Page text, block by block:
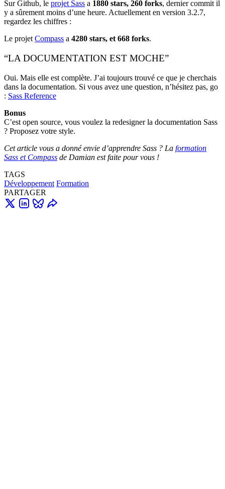
Sur Github, le projet Sass a 1880 stars, 260 forks, dernier commit il
y a sûrement moins d’une heure. Actuellement en version 3.2.7,
regardez les chiffres :
Le projet Compass a 4280 stars, et 668 forks.
“LA DOCUMENTATION EST MOCHE”
Oui. Mais elle est complète. J’ai toujours trouvé ce que je cherchais
dans la documentation. Si vous avez une question, n’hésitez pas, go
: Sass Reference
Bonus
C’est open source, vous voulez la redesigner la documentation Sass
? Proposez votre style.
Cet article vous a donné envie d’apprendre Sass ? La formation
Sass et Compass de Damian est faite pour vous !
TAGS
Développement Formation
PARTAGER